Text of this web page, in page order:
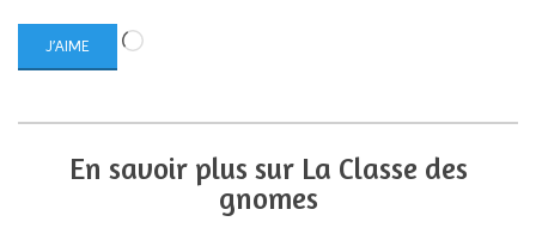
J’AIME
En savoir plus sur La Classe des
gnomes